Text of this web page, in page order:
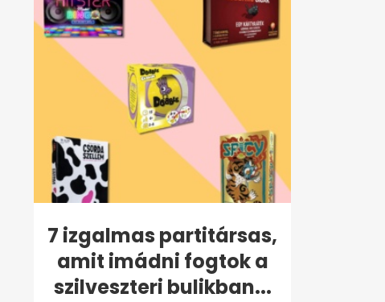
7 izgalmas partitársas,
amit imádni fogtok a
szilveszteri bulikban...